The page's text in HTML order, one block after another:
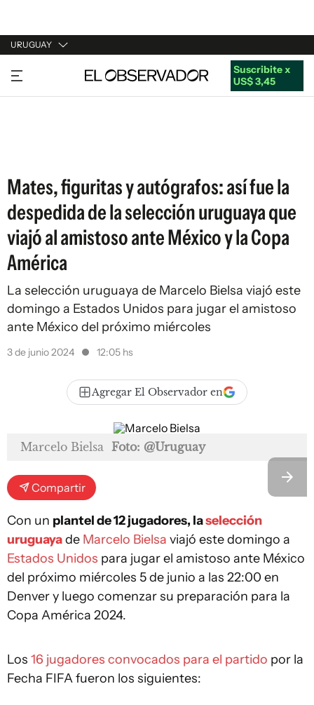
URUGUAY
URUGUAY
ARGENTINA
Suscribite x
US$ 3,45
Mates, figuritas y autógrafos: así fue la
despedida de la selección uruguaya que
viajó al amistoso ante México y la Copa
América
La selección uruguaya de Marcelo Bielsa viajó este
domingo a Estados Unidos para jugar el amistoso
ante México del próximo miércoles
3 de junio 2024 12:05 hs
Agregar El Observador en
Marcelo Bielsa Foto: @Uruguay
Compartir
Con un plantel de 12 jugadores, laselección
uruguayade Marcelo Bielsa viajó este domingo a
Estados Unidos para jugar el amistoso ante México
del próximo miércoles 5 de junio a las 22:00 en
Denver y luego comenzar su preparación para la
Copa América 2024.
Los 16 jugadores convocados para el partido por la
Fecha FIFA fueron los siguientes: